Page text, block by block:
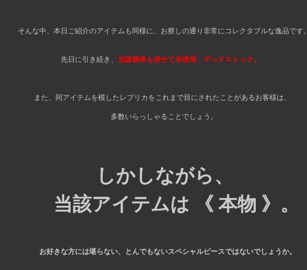
そんな中、本日ご紹介のアイテムも同様に、お察しの通り非常にコレクタブルな逸品です。
先日に引き続き、 当該個体も併せて未使用、デッドストック。
また、同アイテムを模したレプリカをこれまで目にされたことがあるお客様は、
多数いらっしゃることでしょう。
しかしながら、
当該アイテムは 《 本物 》。
お好きな方には堪らない、とんでもないスペシャルピースではないでしょうか。